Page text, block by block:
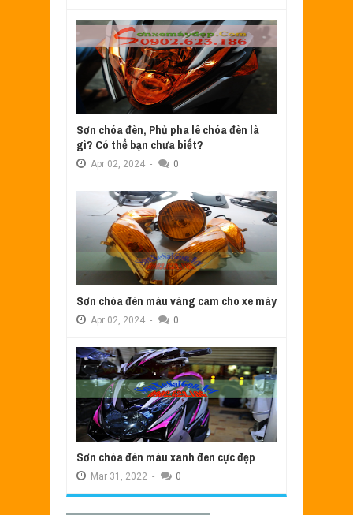
Sơn chóa đèn, Phủ pha lê chóa đèn là
gì? Có thể bạn chưa biết?
Apr 02, 2024 - 0
Sơn chóa đèn màu vàng cam cho xe máy
Apr 02, 2024 - 0
Sơn chóa đèn màu xanh đen cực đẹp
Mar 31, 2022 - 0